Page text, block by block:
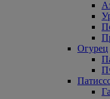
Огурец